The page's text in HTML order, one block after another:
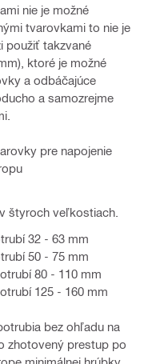
nie je možné
tvarovkami to nie je
použiť takzvané
ktoré je možné
a odbáčajúce
a samozrejme
pre napojenie
štyroch veľkostiach.
32 - 63 mm
50 - 75 mm
80 - 110 mm
125 - 160 mm
bez ohľadu na
zhotovený prestup po